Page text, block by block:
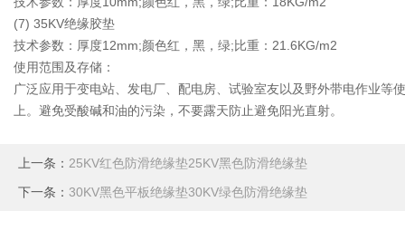
(7) 35KV绝缘胶垫
技术参数：厚度12mm;颜色红，黑，绿;比重：21.6KG/m2
使用范围及存储：
广泛应用于变电站、发电厂、配电房、试验室友以及野外带电作业
上。避免受酸碱和油的污染，不要露天防止避免阳光直射。
上一条： 25KV红色防滑绝缘垫25KV黑色防滑绝缘垫
下一条： 30KV黑色平板绝缘垫30KV绿色防滑绝缘垫